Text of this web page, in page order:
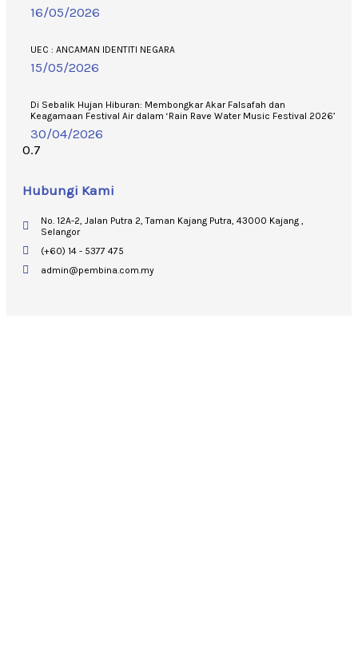
16/05/2026
UEC : ANCAMAN IDENTITI NEGARA
15/05/2026
Di Sebalik Hujan Hiburan: Membongkar Akar Falsafah dan
Keagamaan Festival Air dalam ‘Rain Rave Water Music Festival 2026’
30/04/2026
Hubungi Kami
No. 12A-2, Jalan Putra 2, Taman Kajang Putra, 43000 Kajang ,
Selangor
(+60) 14 - 5377 475
admin@pembina.com.my